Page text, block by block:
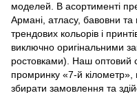
моделей. В асортименті
Армані, атласу, бавовни та
трендових кольорів і
виключно оригінальними
ростовками). Наш оптовий
промринку «7-й
збирати замовлення та